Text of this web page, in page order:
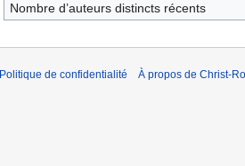
Nombre d’auteurs distincts récents
Politique de confidentialité À propos de Christ-